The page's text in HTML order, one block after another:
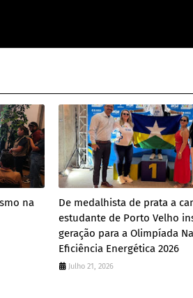
na
De medalhista de prata a
estudante de Porto Velho
geração para a Olimpíada
Eficiência Energética 2026
Julho 21, 2026